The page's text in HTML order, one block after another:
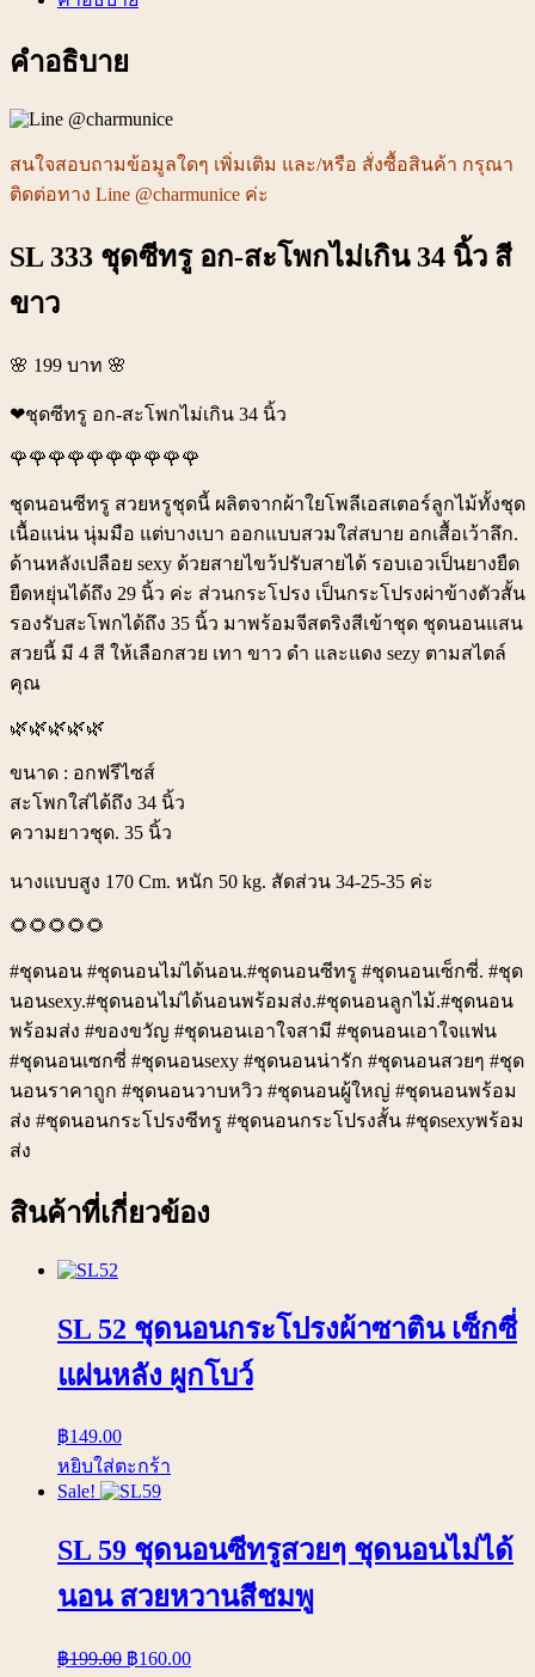
ชิ้น
คำอธิบาย
สนใจสอบถามข้อมูลใดๆ เพิ่มเติม และ/หรือ สั่งซื้อสินค้า กรุณา
ติดต่อทาง Line @charmunice ค่ะ
SL 333 ชุดซีทรู อก-สะโพกไม่เกิน 34 นิ้ว สี
ขาว
🌸 199 บาท 🌸
❤ชุดซีทรู อก-สะโพกไม่เกิน 34 นิ้ว
🌹🌹🌹🌹🌹🌹🌹🌹🌹🌹
ชุดนอนซีทรู สวยหรูชุดนี้ ผลิตจากผ้าใยโพลีเอสเตอร์ลูกไม้ทั้งชุด
เนื้อแน่น นุ่มมือ แต่บางเบา ออกแบบสวมใส่สบาย อกเสื้อเว้าลึก.
ด้านหลังเปลือย sexy ด้วยสายไขว้ปรับสายได้ รอบเอวเป็นยางยืด
ยืดหยุ่นได้ถึง 29 นิ้ว ค่ะ ส่วนกระโปรง เป็นกระโปรงผ่าข้างตัวสั้น
รองรับสะโพกได้ถึง 35 นิ้ว มาพร้อมจีสตริงสีเข้าชุด ชุดนอนแสน
สวยนี้ มี 4 สี ให้เลือกสวย เทา ขาว ดำ และแดง sezy ตามสไตล์
คุณ
🌿🌿🌿🌿🌿
ขนาด : อกฟรีไซส์
สะโพกใส่ได้ถึง 34 นิ้ว
ความยาวชุด. 35 นิ้ว
นางแบบสูง 170 Cm. หนัก 50 kg. สัดส่วน 34-25-35 ค่ะ
🌻🌻🌻🌻🌻
#ชุดนอน #ชุดนอนไม่ได้นอน.#ชุดนอนซีทรู #ชุดนอนเซ็กซี่. #ชุด
นอนsexy.#ชุดนอนไม่ได้นอนพร้อมส่ง.#ชุดนอนลูกไม้.#ชุดนอน
พร้อมส่ง #ของขวัญ #ชุดนอนเอาใจสามี #ชุดนอนเอาใจแฟน
#ชุดนอนเซกซี่ #ชุดนอนsexy #ชุดนอนน่ารัก #ชุดนอนสวยๆ #ชุด
นอนราคาถูก #ชุดนอนวาบหวิว #ชุดนอนผู้ใหญ่ #ชุดนอนพร้อม
ส่ง #ชุดนอนกระโปรงซีทรู #ชุดนอนกระโปรงสั้น #ชุดsexyพร้อม
ส่ง
สินค้าที่เกี่ยวข้อง
SL 52 ชุดนอนกระโปรงผ้าซาติน เซ็กซี่
แผ่นหลัง ผูกโบว์
฿149.00
หยิบใส่ตะกร้า
Sale!
SL 59 ชุดนอนซีทรูสวยๆ ชุดนอนไม่ได้
นอน สวยหวานสีชมพู
฿199.00 ฿160.00